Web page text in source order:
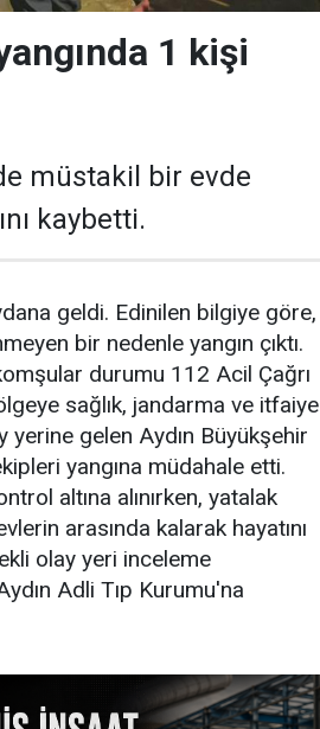
1 kişi
müstakil bir evde
kaybetti.
geldi. Edinilen bilgiye göre,
bir nedenle yangın çıktı.
durumu 112 Acil Çağrı
sağlık, jandarma ve itfaiye
yerine gelen Aydın Büyükşehir
yangına müdahale etti.
altına alınırken, yatalak
arasında kalarak hayatını
olay yeri inceleme
Adli Tıp Kurumu'na